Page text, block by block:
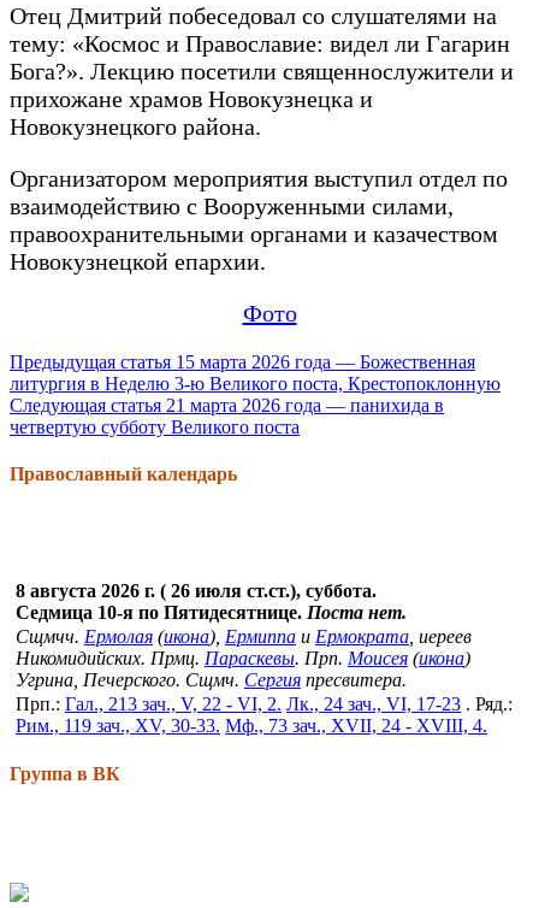
Отец Дмитрий побеседовал со слушателями на
тему: «Космос и Православие: видел ли Гагарин
Бога?». Лекцию посетили священнослужители и
прихожане храмов Новокузнецка и
Новокузнецкого района.
Организатором мероприятия выступил отдел по
взаимодействию с Вооруженными силами,
правоохранительными органами и казачеством
Новокузнецкой епархии.
Фото
Продолжить
чтение
Предыдущая статья 15 марта 2026 года — Божественная
литургия в Неделю 3-ю Великого поста, Крестопоклонную
Следующая статья 21 марта 2026 года — панихида в
четвертую субботу Великого поста
Православный календарь
8 августа 2026 г. ( 26 июля ст.ст.), суббота.
Седмица 10-я по Пятидесятнице. Поста нет.
Сщмчч. Ермолая (икона), Ермиппа и Ермократа, иереев
Никомидийских. Прмц. Параскевы. Прп. Моисея (икона)
Угрина, Печерского. Сщмч. Сергия пресвитера.
Прп.: Гал., 213 зач., V, 22 - VI, 2. Лк., 24 зач., VI, 17-23 . Ряд.:
Рим., 119 зач., XV, 30-33. Мф., 73 зач., XVII, 24 - XVIII, 4.
Группа в ВК